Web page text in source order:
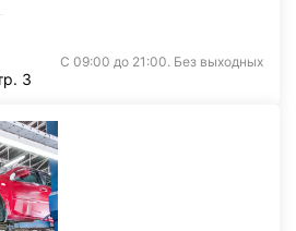
С 09:00 до 21:00. Без выходных
3